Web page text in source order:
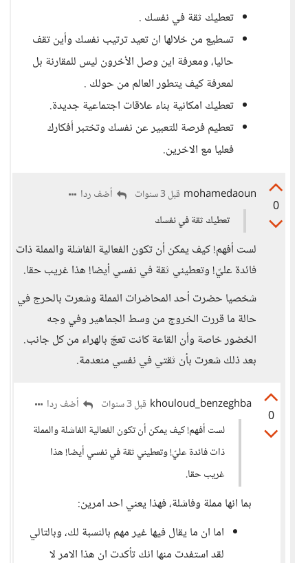
تعطيك ثقة في نفسك .
تسطيع من خلالها ان تعيد ترتيب نفسك وأين تقف
حاليا، ومعرفة اين وصل الأخرون ليس للمقارنة بل
لمعرفة كيف يتطور العالم من حولك .
تعطيك امكانية بناء علاقات اجتماعية جديدة.
تعطيم فرصة للتعبير عن نفسك وتختبر أفكارك
فعليا مع الاخرين.
0
mohamedaoun قبل 3 سنوات
أضف ردا
تعطيك ثقة في نفسك
لست أفهم! كيف يمكن أن تكون الفعالية الفاشلة والمملة ذات
فائدة عليّ! وتعطيني ثقة في نفسي أيضا! هذا غريب حقا.
شخصيا حضرت أحد المحاضرات المملة وشعرت بالحرج في
حالة ما قررت الخروج من وسط الجماهير وفي وجه
الحُضور خاصة وأن القاعة كانت تعجّ بالهراء من كل جانب.
بعد ذلك شعرت بأن ثقتي في نفسي منعدمة.
0
khouloud_benzeghba قبل 3 سنوات
أضف ردا
لست أفهم! كيف يمكن أن تكون الفعالية الفاشلة والمملة
ذات فائدة عليّ! وتعطيني ثقة في نفسي أيضا! هذا
غريب حقا.
بما انها مملة وفاشلة، فهذا يعني احد امرين:
اما ان ما يقال فيها غير مهم بالنسبة لك، وبالتالي
لقد استفدت منها انك تأكدت ان هذا الامر لا